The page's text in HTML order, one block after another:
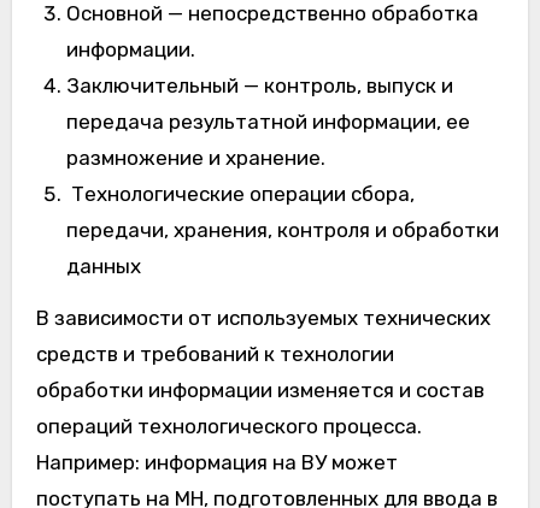
Основной — непосредственно обработка
информации.
Заключительный — контроль, выпуск и
передача результатной информации, ее
размножение и хранение.
Технологические операции сбора,
передачи, хранения, контроля и обработки
данных
В зависимости от используемых технических
средств и требований к технологии
обработки информации изменяется и состав
операций технологического процесса.
Например: информация на ВУ может
поступать на МН, подготовленных для ввода в